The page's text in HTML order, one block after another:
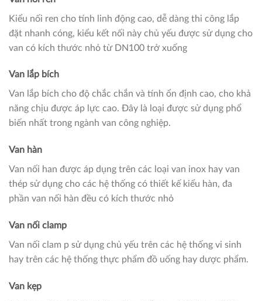
Kiểu nối ren cho tính linh động cao, dễ dàng thi công lắp
đặt nhanh cóng, kiểu kết nối này chủ yếu được sử dụng cho
van có kích thước nhỏ từ DN100 trở xuống
Van lắp bích
Van lắp bích cho độ chắc chắn và tính ổn định cao, cho khả
năng chịu được áp lực cao. Đây là loại được sử dụng phổ
biến nhất trong ngành van công nghiệp.
Van hàn
Van nối han được áp dụng trên các loại van inox hay van
thép sử dụng cho các hệ thống có thiết kế kiểu hàn, đa
phần van nối hàn đều có kích thước nhỏ
Van nối clamp
Van nối clam p sử dụng chủ yếu trên các hệ thống vi sinh
hay trên các hệ thống thực phẩm đồ uống hay dược phẩm.
Van kẹp